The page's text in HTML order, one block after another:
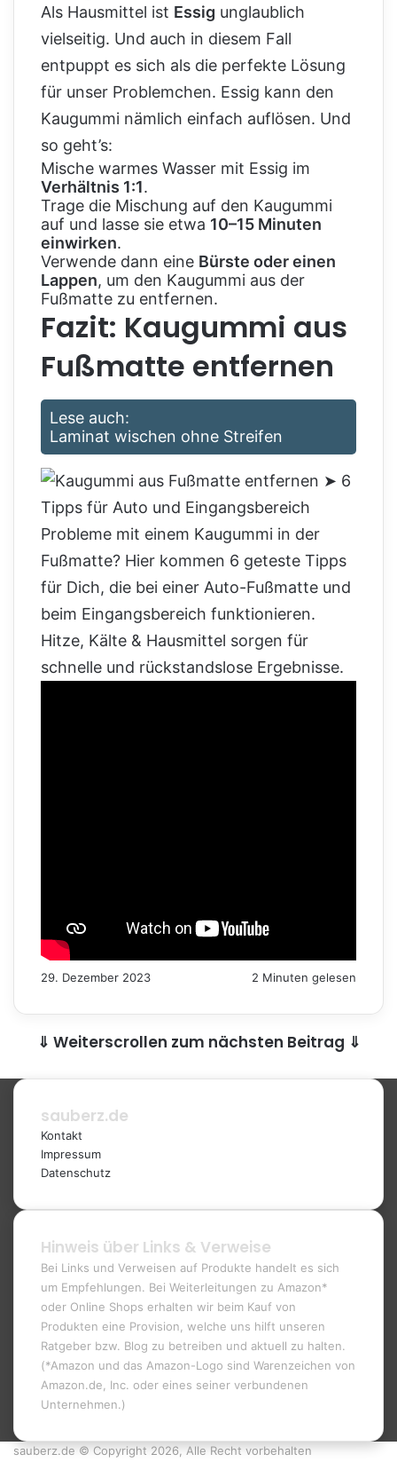
Als Hausmittel ist Essig unglaublich
vielseitig. Und auch in diesem Fall
entpuppt es sich als die perfekte Lösung
für unser Problemchen. Essig kann den
Kaugummi nämlich einfach auflösen. Und
so geht’s:
Mische warmes Wasser mit Essig im
Verhältnis 1:1.
Trage die Mischung auf den Kaugummi
auf und lasse sie etwa 10–15 Minuten
einwirken.
Verwende dann eine Bürste oder einen
Lappen, um den Kaugummi aus der
Fußmatte zu entfernen.
Fazit: Kaugummi aus
Fußmatte entfernen
Lese auch:
Laminat wischen ohne Streifen
Probleme mit einem Kaugummi in der
Fußmatte? Hier kommen 6 geteste Tipps
für Dich, die bei einer Auto-Fußmatte und
beim Eingangsbereich funktionieren.
Hitze, Kälte & Hausmittel sorgen für
schnelle und rückstandslose Ergebnisse.
29. Dezember 2023 2 Minuten gelesen
⇓ Weiterscrollen zum nächsten Beitrag ⇓
sauberz.de
Kontakt
Impressum
Datenschutz
Hinweis über Links & Verweise
Bei Links und Verweisen auf Produkte handelt es sich
um Empfehlungen. Bei Weiterleitungen zu Amazon*
oder Online Shops erhalten wir beim Kauf von
Produkten eine Provision, welche uns hilft unseren
Ratgeber bzw. Blog zu betreiben und aktuell zu halten.
(*Amazon und das Amazon-Logo sind Warenzeichen von
Amazon.de, Inc. oder eines seiner verbundenen
Unternehmen.)
sauberz.de © Copyright 2026, Alle Recht vorbehalten